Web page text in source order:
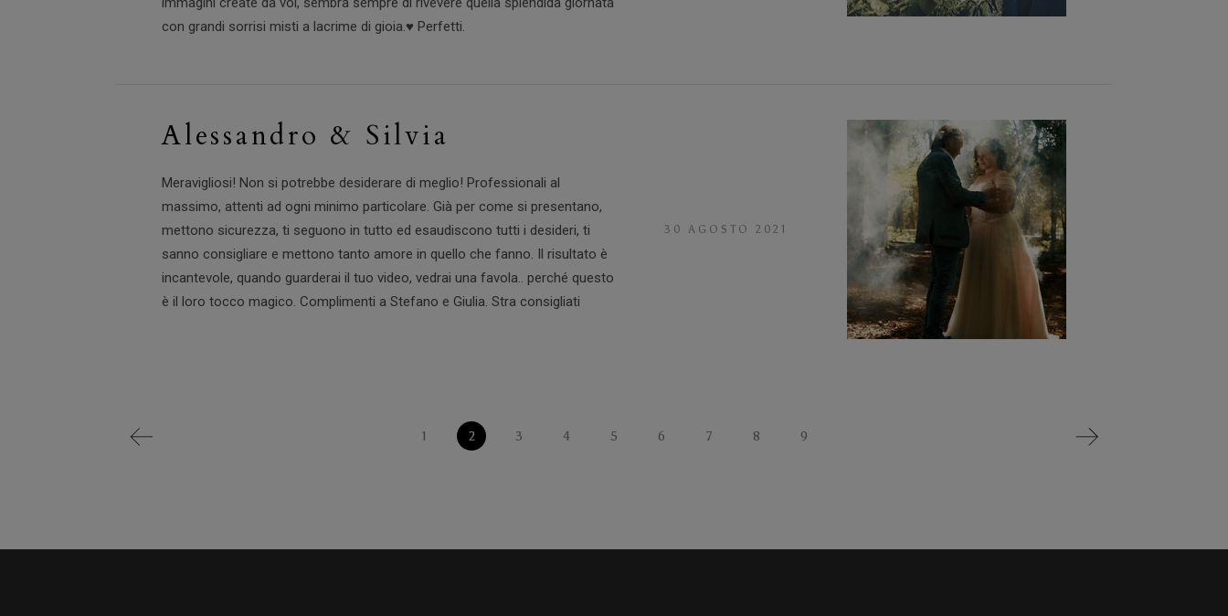
con grandi sorrisi misti a lacrime di gioia.♥️ Perfetti.
Alessandro & Silvia
Meravigliosi! Non si potrebbe desiderare di meglio! Professionali al
massimo, attenti ad ogni minimo particolare. Già per come si presentano,
mettono sicurezza, ti seguono in tutto ed esaudiscono tutti i desideri, ti
sanno consigliare e mettono tanto amore in quello che fanno. Il risultato è
incantevole, quando guarderai il tuo video, vedrai una favola.. perché questo
è il loro tocco magico. Complimenti a Stefano e Giulia. Stra consigliati
30 AGOSTO 2021
1 2 3 4 5 6 7 8 9